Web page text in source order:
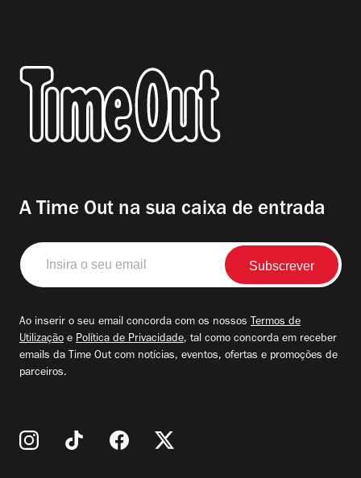
A Time Out na sua caixa de entrada
Insira
o
seu
Ao inserir o seu email concorda com os nossos Termos de
Utilização e Política de Privacidade, tal como concorda em receber
emails da Time Out com notícias, eventos, ofertas e promoções de
parceiros.